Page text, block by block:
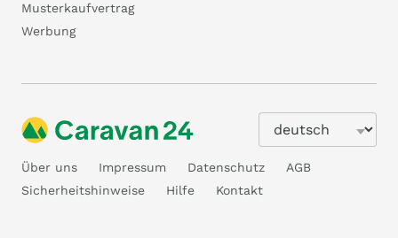
Musterkaufvertrag
Werbung
Über uns Impressum Datenschutz
AGB
Sicherheitshinweise
Hilfe Kontakt